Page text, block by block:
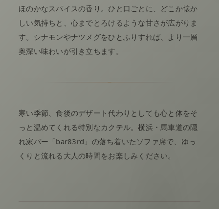
ほのかなスパイスの香り。ひと口ごとに、どこか懐か
しい気持ちと、心までとろけるような甘さが広がりま
す。シナモンやナツメグをひとふりすれば、より一層
奥深い味わいが引き立ちます。
寒い季節、食後のデザート代わりとしても心と体をそ
っと温めてくれる特別なカクテル。横浜・馬車道の隠
れ家バー「bar83rd」の落ち着いたソファ席で、ゆっ
くりと流れる大人の時間をお楽しみください。